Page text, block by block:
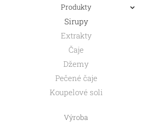
Produkty
Sirupy
Extrakty
Čaje
Džemy
Pečené čaje
Koupelové soli
Výroba